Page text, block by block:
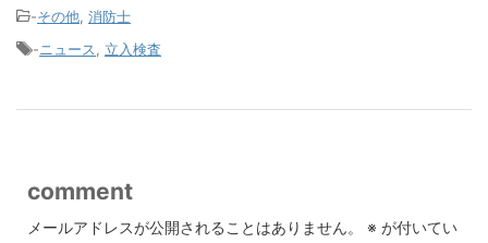
-その他 消防士
-ニュース 立入検査
comment
メールアドレスが公開されることはありません。 ※ が付いてい